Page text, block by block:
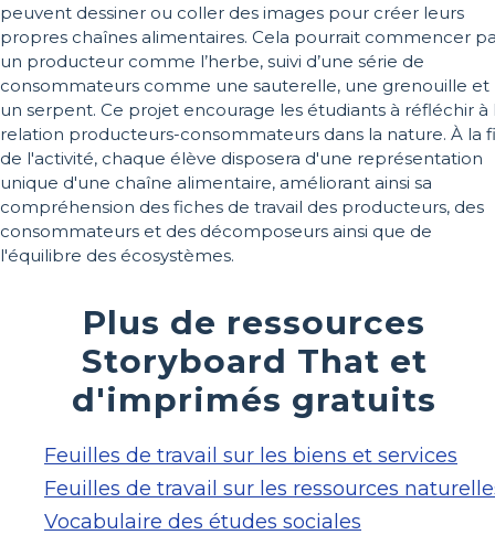
peuvent dessiner ou coller des images pour créer leurs
propres chaînes alimentaires. Cela pourrait commencer
un producteur comme l’herbe, suivi d’une série de
consommateurs comme une sauterelle, une grenouille et
un serpent. Ce projet encourage les étudiants à réfléchir à
relation producteurs-consommateurs dans la nature. À la
de l'activité, chaque élève disposera d'une représentation
unique d'une chaîne alimentaire, améliorant ainsi sa
compréhension des fiches de travail des producteurs, des
consommateurs et des décomposeurs ainsi que de
l'équilibre des écosystèmes.
Plus de ressources
Storyboard That et
d'imprimés gratuits
Feuilles de travail sur les biens et services
Feuilles de travail sur les ressources
Vocabulaire des études sociales